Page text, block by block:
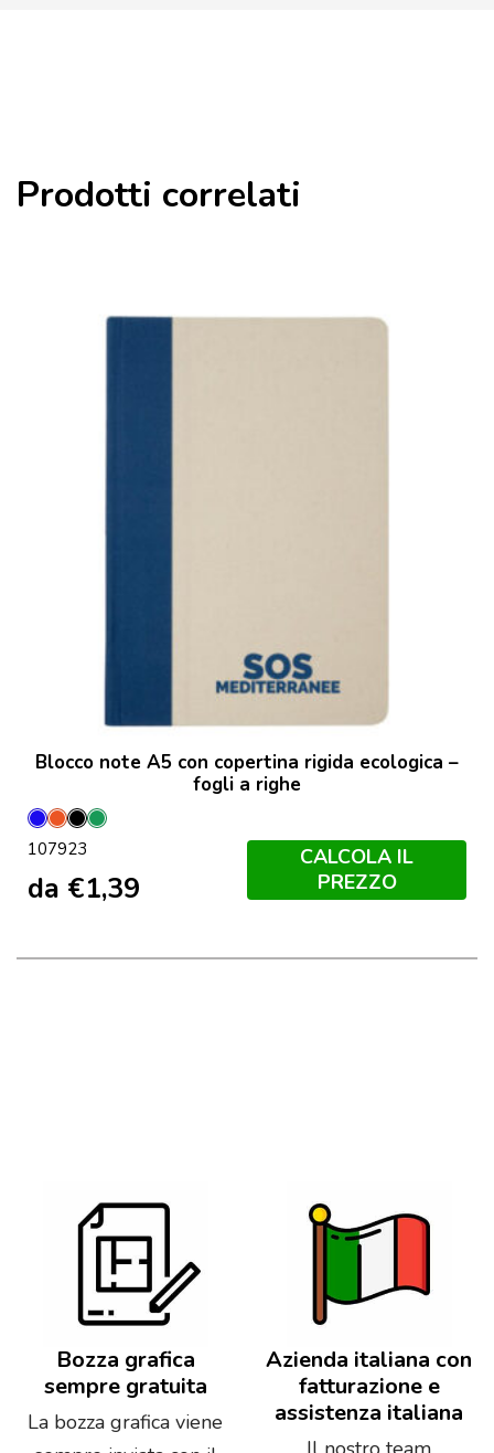
Prodotti correlati
Blocco note A5 con copertina rigida ecologica –
fogli a righe
Blu
Hale
Mattone
NeroVerde
107923
da €1,39
CALCOLA IL
PREZZO
Bozza grafica
sempre gratuita
La bozza grafica viene
Azienda italiana con
fatturazione e
assistenza italiana